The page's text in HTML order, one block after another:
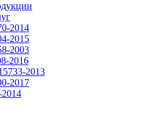
2014
2015
2003
2016
2013
2017